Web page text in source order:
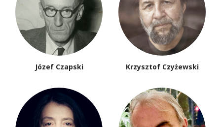
Józef Czapski Krzysztof Czyżewski